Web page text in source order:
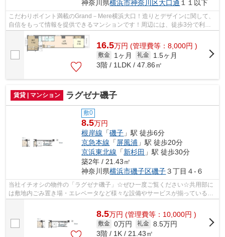
神奈川県横浜市神奈川区大口通 １１以下
こだわりポイント満載のGrand－Mere横浜大口！造りとデザインに関して、
自信をもって情報を提供できるマンションです！周辺には、徒歩3分で利用
できる駅があります！ニーズの高い、令...
16.5万円 (管理費等：8,000円 )
敷金 1ヶ月 礼金
1.5ヶ月
3階 / 1LDK / 47.86㎡
賃貸 | マンション ラグゼナ磯子
敷0
8.5万円
根岸線 「磯子 」駅 徒歩6分
京急本線 「 屏風浦 」駅 徒歩20分
京浜東北線 「新杉田 」駅 徒歩30分
築2年 / 21.43㎡
神奈川県横浜市磯子区磯子３丁目４-６
当社イチオシの物件の「ラグゼナ磯子」☆ぜひ一度ご覧ください☆共用部に
は敷地内ごみ置き場・エレベータなど様々な設備やサービスが揃っているの
8.5万円 (管理費等：10,000円 )
敷金 0万円 礼金 8.5万円
3階 / 1K / 21.43㎡